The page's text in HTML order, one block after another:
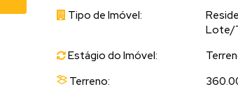
Tipo de Imóvel:
Lote/
Estágio do Imóvel:
Terreno: